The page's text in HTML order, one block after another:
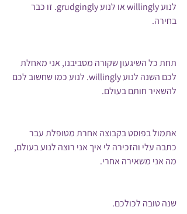
לנוע willingly או לנוע grudgingly. זו כבר
בחירה.
תחת כל השיגעון שקורה מסביבנו, אני מאחלת
לכם השנה לנוע willingly. לנוע כמו שחשוב לכם
להשאיר חותם בעולם.
אתמול בפוסט בקבוצה אחרת מטופלת עבר
כתבה עלי והזכירה לי איך אני רוצה לנוע בעולם,
מה אני משאירה אחרי.
שנה טובה לכולכם.